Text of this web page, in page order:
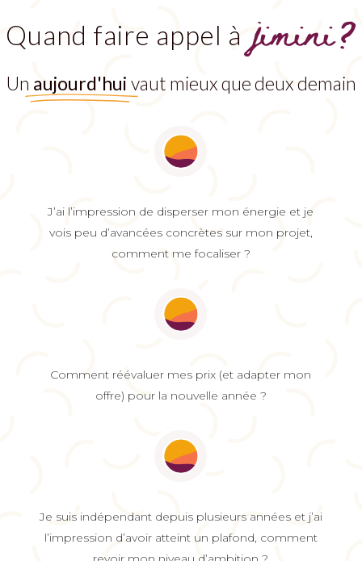
Quand faire appel à jimini?
Un aujourd'hui vaut mieux que deux demain
J’ai l’impression de disperser mon énergie et je
vois peu d’avancées concrètes sur mon projet,
comment me focaliser ?
Comment réévaluer mes prix (et adapter mon
offre) pour la nouvelle année ?
Je suis indépendant depuis plusieurs années et j’ai
l’impression d’avoir atteint un plafond, comment